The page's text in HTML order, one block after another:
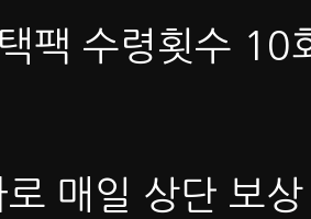
팩 수령횟수 10
로 매일 상단 보